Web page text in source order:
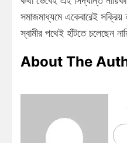
সমাজমাধ্যমে একেবারেই
স্বামীর পথেই হাঁটতে চলেছেন
About The